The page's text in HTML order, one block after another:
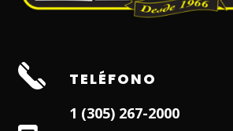
TELÉFONO
1 (305) 267-2000